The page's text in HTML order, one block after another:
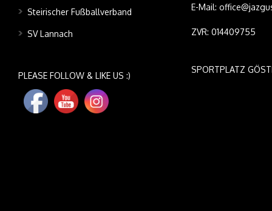
Steirischer Fußballverband
SV Lannach
PLEASE FOLLOW & LIKE US :)
E-Mail:
ZVR: 014409755
SPORTPLATZ